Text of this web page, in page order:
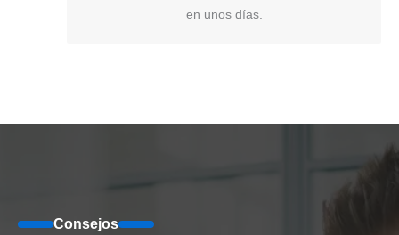
en unos días.
Consejos